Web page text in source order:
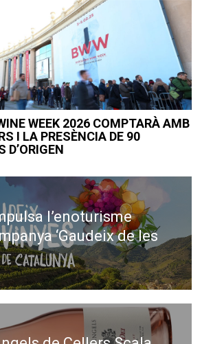
WEEK 2026 COMPTARÀ AMB
I LA PRESÈNCIA DE 90
D’ORIGEN
l’enoturisme
‘Gaudeix de les